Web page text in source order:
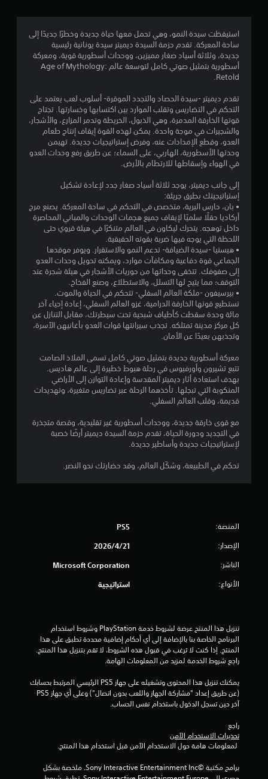
8
9
ن
ج
و
م
5
ن
ج
و
م
م
إ
ج
ق
ي
ي
م
استيقظت سيدة النمو، وهي تحمل معها حياة جديدة وخطرًا جديدًا إلى
ساحة المعركة. تقدم حزمة السيدة ديميتر سيدة يونانية رئيسية
جديدة، وثلاثة أسياد صغار مميزين، ووحدات أسطورية قوية، ومعركة
أسطورية بتمثيل صوتي كامل لتوسعة عالم Age of Mythology:
Retold.
تقدم ديميتر -سيدة الحصاد والتجدد الموقرة- أسلوب لعب يعتمد على
التحكم في التضاريس وتقلب الموارد بين اكتسابها وخسارتها. تجتاح
قوتها الخارقة المدمرة، وهي الذبول، الخريطة وتدمر المزارع، والأشجار،
والشجيرات في موجة واحدة. يمكن لهذه القوة إيقاف إنتاج طعام
العدو، وقطع الإمدادات عنه، وفرض إستراتيجيات جديدة. تهيمن
وحدتها الأسطورية، الهاربي، على السماء؛ عن طريق رفع وحدات العدو
في الهواء وإسقاطها للارتطام بالأرض.
إلى جانب ديميتر، يوجد ثلاثة أسياد صغار جدد لإعادة تشكيل
إستراتيجيتك بطرق جريئة:
• بان، حارس البرية، متخصص في التحكم في ساحة المعركة. يصنع مرج
أركاديا حقلًا سلميًا لإيقاف جميع هجمات الوحدات والمباني المحاصرة
داخل توهجه. يتحرك ليكاون في العالم متنكرًا في هيئة قروي حتى
اللحظة التي يوجه فيها ضربة بقوته الحقيقية.
• هيستيا -سيدة الضيافة- تدعم النمو والاستقرار. ويوفر موقدها
الجماعي قوة دفاعية ومكافآت موارد، ويمكنه تحويل وحدات العدو
إلى صفوفك. تتخفى وحداتها من حوريات الأشجار في هيئة شجرة عند
التوقف؛ مما يتيح لها التسلل، والاستطلاع، وصنع الفخاخ.
• بيرسيفون -ملكة العالم السفلي- تتحكم في الحياة والموت.
تستطيع قوتها الخارقة الدرامية، غزو العالم السفلي، إعادة إحياء آخر
مائة وحدة سقطت كأطياف شبحية تحت سيطرتك، مقابل التنازل عن
كل مركز مدينة تمتلكه. تجذب سيرانتها قوات العدو بأغانيهن الآسرة،
وتجذبهن بعيدًا عن الأمان.
معركة أسطورية جديدة بتمثيل صوتي كامل تسمى الملاذ الصامت
تتبع تشيرون وأورفيوس في رحلة هبوط خطيرة إلى عالم هاديس.
بهدف استعادة أثار ديميتر المقدسة وإعادة التوازن إلى الأراضي
المنكوبة التي تبجلها. تأخذهما الرحلة عبر تضاريس متغيرة، وتهديدات
قديمة، وقلب العالم السفلي.
مع قوى خارقة جديدة، ووحدات أسطورية غير تقليدية، وقصة متجذرة
في التجديد ودورة الحياة، تقدم حزمة السيدة ديميتر أرضًا خصبة
لإستراتيجيات جديدة وأساطير جديدة.
تحكم في الطبيعة، وشكّل العالم، وقد حضارتك نحو النصر.
المنصة: PS5
الإصدار: 21‏/4‏/2026
الناشر: Microsoft Corporation
الأنواع: استراتيجية
راجع شروط الخدمة لمزيد من المعلومات الهامة.
آخر حين تسجل الدخول باستخدام نفس الحساب.
راجع
تحذيرات الاستخدام الآمن